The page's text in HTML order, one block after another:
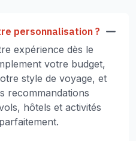
personnalisation ?
expérience dès le
votre budget,
style de voyage, et
recommandations
hôtels et activités